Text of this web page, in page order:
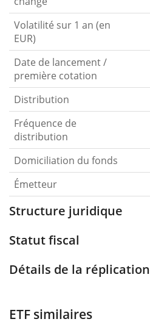
Volatilité sur 1 an (en
EUR)
Date de lancement /
première cotation
Distribution
Fréquence de
distribution
Domiciliation du fonds
Émetteur
Structure juridique
Statut fiscal
Détails de la réplication
ETF similaires